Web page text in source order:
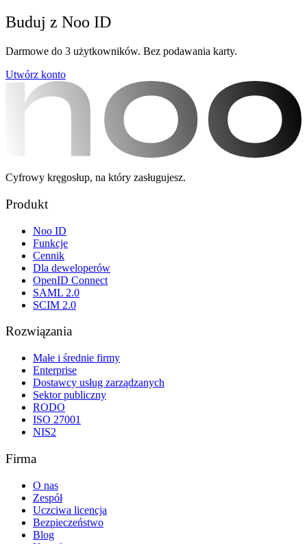
Buduj z Noo ID
Darmowe do 3 użytkowników. Bez podawania karty.
Utwórz konto
Cyfrowy kręgosłup, na który zasługujesz.
Produkt
Noo ID
Funkcje
Cennik
Dla deweloperów
OpenID Connect
SAML 2.0
SCIM 2.0
Rozwiązania
Małe i średnie firmy
Enterprise
Dostawcy usług zarządzanych
Sektor publiczny
RODO
ISO 27001
NIS2
Firma
O nas
Zespół
Uczciwa licencja
Bezpieczeństwo
Blog